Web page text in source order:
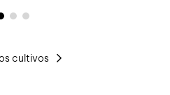
cultivos